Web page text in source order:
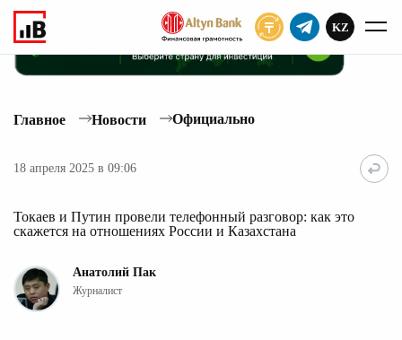
KZ
Главное Новости Официально
18 апреля 2025 в 09:06
Токаев и Путин провели телефонный разговор: как это
скажется на отношениях России и Казахстана
Анатолий Пак
Журналист